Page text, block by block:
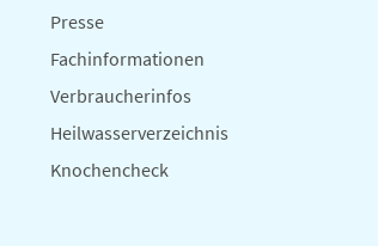
Presse
Fachinformationen
Verbraucherinfos
Heilwasserverzeichnis
Knochencheck